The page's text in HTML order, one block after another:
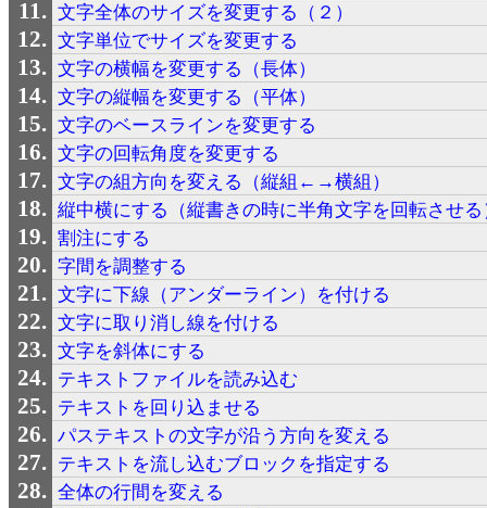
文字全体のサイズを変更する（２）
文字単位でサイズを変更する
文字の横幅を変更する（長体）
文字の縦幅を変更する（平体）
文字のベースラインを変更する
文字の回転角度を変更する
文字の組方向を変える（縦組←→横組）
縦中横にする（縦書きの時に半角文字を回転させる
割注にする
字間を調整する
文字に下線（アンダーライン）を付ける
文字に取り消し線を付ける
文字を斜体にする
テキストファイルを読み込む
テキストを回り込ませる
パステキストの文字が沿う方向を変える
テキストを流し込むブロックを指定する
全体の行間を変える